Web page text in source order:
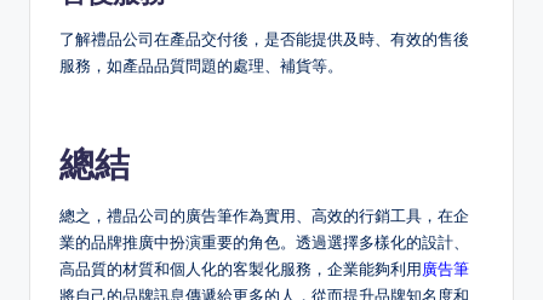
了解禮品公司在產品交付後，是否能提供及時、有效的售後
服務，如產品品質問題的處理、補貨等。
總結
總之，禮品公司的廣告筆作為實用、高效的行銷工具，在企
業的品牌推廣中扮演重要的角色。透過選擇多樣化的設計、
高品質的材質和個人化的客製化服務，企業能夠利用 廣告筆
將自己的品牌訊息傳遞給更多的人，從而提升品牌知名度和